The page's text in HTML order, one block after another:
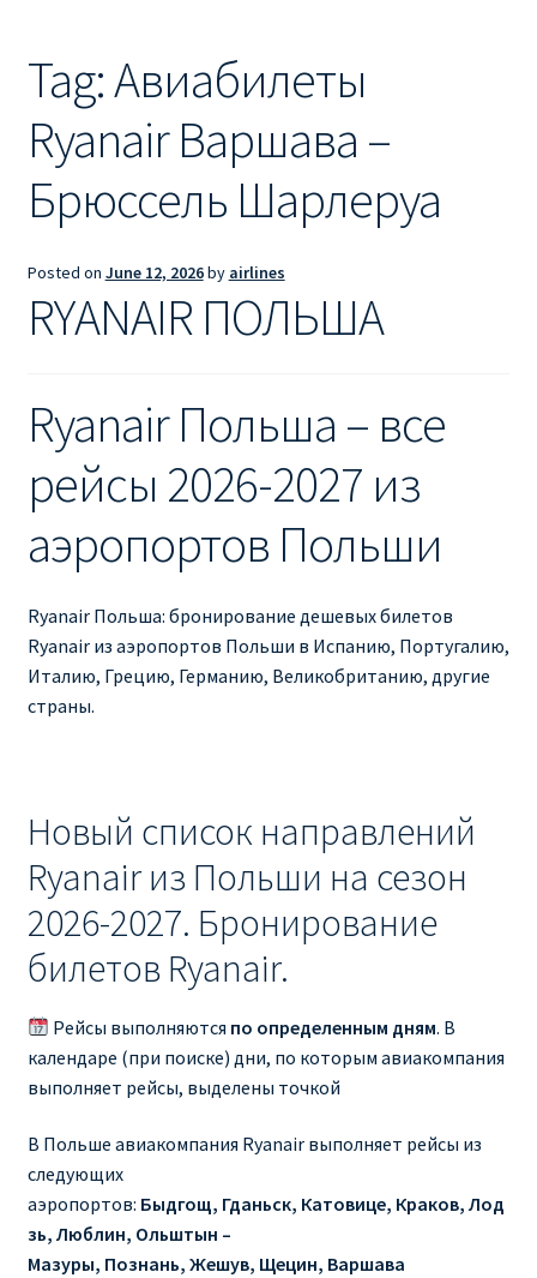
RYANAIR ИЗ РИГИ
Ryanair из Стокгольма
RYANAIR ИЗ ТАЛЛИНА
Ryanair из Тампере
RYANAIR ИЗ ЧЕХИИ | ПРАГА, ОСТРАВА, ПАРДУБИЦЕ,
Ryanair изменение имени
Ryanair изменения
Ryanair изменить дату
Ryanair изменить фамилию
Ryanair Испания
Ryanair направления, акции
Ryanair онлайн регистрация
Ryanair ошибка в фамилии, имени
Ryanair пересадки
Ryanair Польша
RYANAIR ПОРТУГАЛИЯ
Tag:Авиабилеты
Ryanair Варшава –
Брюссель Шарлеруа
Posted on June 12, 2026by airlines
RYANAIR ПОЛЬША
Ryanair Польша – все
рейсы 2026-2027 из
аэропортов Польши
Ryanair Польша: бронирование дешевых билетов
Ryanair из аэропортов Польши в Испанию, Португалию,
Италию, Грецию, Германию, Великобританию, другие
страны.
Новый список направлений
Ryanair из Польши на сезон
2026-2027. Бронирование
билетов Ryanair.
Рейсы выполняются по определенным дням. В
календаре (при поиске) дни, по которым авиакомпания
выполняет рейсы, выделены точкой
В Польше авиакомпания Ryanair выполняет рейсы из
следующих
аэропортов: Быдгощ, Гданьск, Катовице, Краков, Лод
зь, Люблин, Ольштын –
Мазуры, Познань, Жешув, Щецин, Варшава